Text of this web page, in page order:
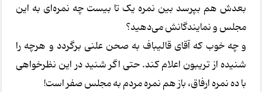
بعدش هم بپرسد بین نمره یک تا بیست چه نمره‌ای به این
مجلس و نمایندگانش می‌دهید؟
و چه خوب که آقای قالیباف به صحن علنی برگردد و هرچه را
شنیده از تریبون اعلام کند. حتی اگر شنید در این نظرخواهی
با ده نمره ارفاق، باز هم نمره مردم به مجلس صفر است!